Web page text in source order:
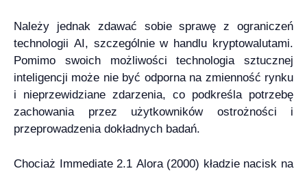
Należy jednak zdawać sobie sprawę z ograniczeń
technologii AI, szczególnie w handlu kryptowalutami.
Pomimo swoich możliwości technologia sztucznej
inteligencji może nie być odporna na zmienność rynku
i nieprzewidziane zdarzenia, co podkreśla potrzebę
zachowania przez użytkowników ostrożności i
przeprowadzenia dokładnych badań.
Chociaż Immediate 2.1 Alora (2000) kładzie nacisk na